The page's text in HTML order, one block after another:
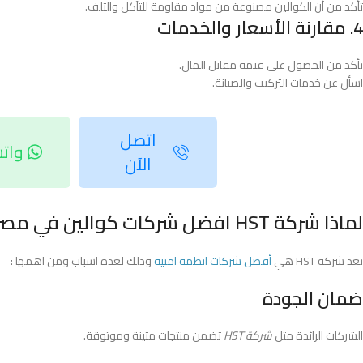
تأكد من أن الكوالين مصنوعة من مواد مقاومة للتآكل والتلف.
4. مقارنة الأسعار والخدمات
تأكد من الحصول على قيمة مقابل المال.
اسأل عن خدمات التركيب والصيانة.
اتصل
الآن
لماذا شركة HST افضل شركات كوالين في مصر
تعد شركة HST هي أفضل شركات انظمة امنيةوذلك لعدة اسباب ومن اهمها :
ضمان الجودة
الشركات الرائدة مثلشركة HST تضمن منتجات متينة وموثوقة.